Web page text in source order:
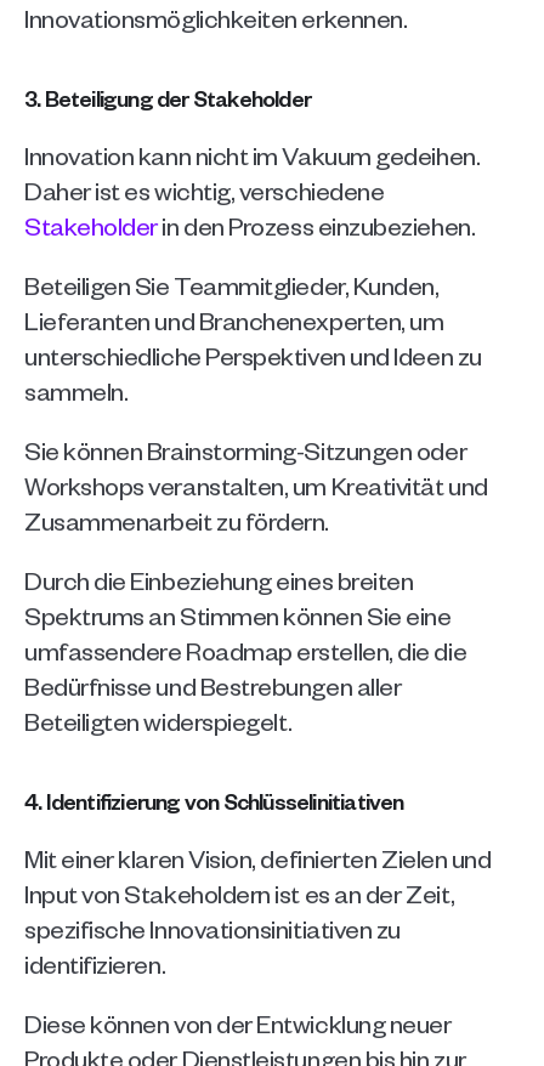
Innovationsmöglichkeiten erkennen.
3. Beteiligung der Stakeholder
Innovation kann nicht im Vakuum gedeihen.
Stakeholder in den Prozess einzubeziehen.
Beteiligen Sie Teammitglieder, Kunden,
Lieferanten und Branchenexperten, um
unterschiedliche Perspektiven und Ideen zu
sammeln.
Sie können Brainstorming-Sitzungen oder
Workshops veranstalten, um Kreativität und
Zusammenarbeit zu fördern.
Durch die Einbeziehung eines breiten
Spektrums an Stimmen können Sie eine
umfassendere Roadmap erstellen, die die
Bedürfnisse und Bestrebungen aller
Beteiligten widerspiegelt.
4. Identifizierung von Schlüsselinitiativen
Mit einer klaren Vision, definierten Zielen und
Input von Stakeholdern ist es an der Zeit,
spezifische Innovationsinitiativen zu
identifizieren.
Diese können von der Entwicklung neuer
Produkte oder Dienstleistungen bis hin zur